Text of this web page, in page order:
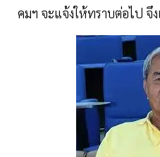
คมฯ จะแจ้งให้ทราบต่อไป จึ